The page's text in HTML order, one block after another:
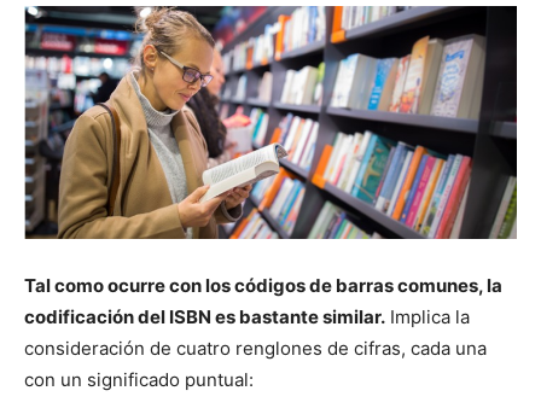
Tal como ocurre con los códigos de barras comunes, la
codificación del ISBN es bastante similar. Implica la
consideración de cuatro renglones de cifras, cada una
con un significado puntual: